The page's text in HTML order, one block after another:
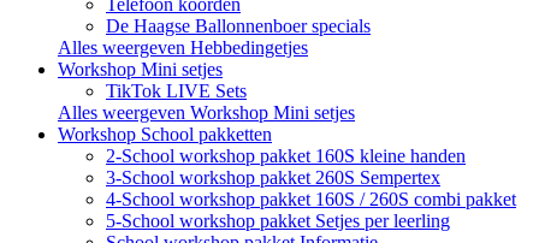
Telefoon koorden
De Haagse Ballonnenboer specials
Alles weergeven Hebbedingetjes
Workshop Mini setjes
TikTok LIVE Sets
Alles weergeven Workshop Mini setjes
Workshop School pakketten
2-School workshop pakket 160S kleine handen
3-School workshop pakket 260S Sempertex
4-School workshop pakket 160S / 260S combi pakket
5-School workshop pakket Setjes per leerling